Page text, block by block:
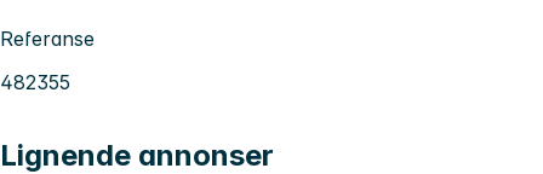
Referanse
482355
Lignende annonser